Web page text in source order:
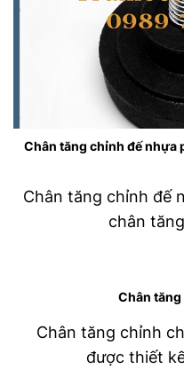
Chân tăng chỉnh đế nhựa
Chân tăng chỉnh đế
chân
Chân
Chân tăng chỉnh
được thiết